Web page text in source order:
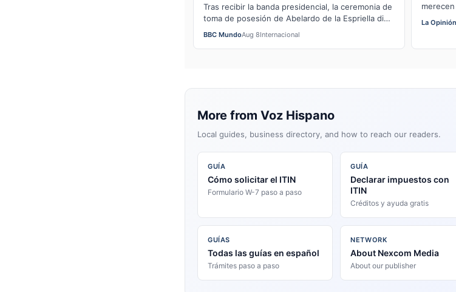
Tras recibir la banda presidencial, la ceremonia de
toma de posesión de Abelardo de la Espriella dio
BBC MundoAug 8Internacional
pérdida
La Opinión
More from Voz Hispano
Local guides, business directory, and how to reach our readers.
GUÍA
Cómo solicitar el ITIN
Formulario W-7 paso a paso
GUÍA
Declarar impuestos con
ITIN
Créditos y ayuda gratis
GUÍAS
Todas las guías en español
Trámites paso a paso
NETWORK
About Nexcom Media
About our publisher